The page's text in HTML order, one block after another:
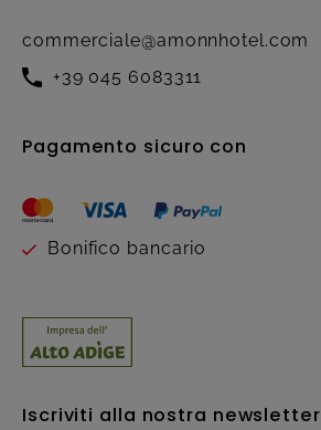
commerciale@amonnhotel.com
+39 045 6083311
Pagamento sicuro con
Bonifico bancario
Iscriviti alla nostra newsletter